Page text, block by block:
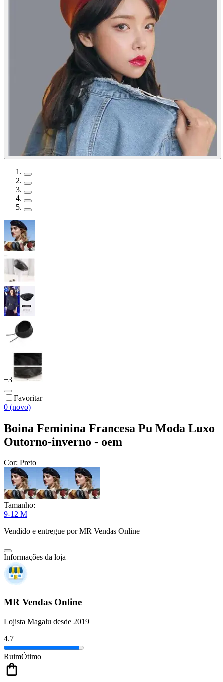
+3
Favoritar
0 (novo)
Boina Feminina Francesa Pu Moda Luxo
Outorno-inverno - oem
Cor: Preto
Tamanho:
9-12 M
Vendido e entregue por MR Vendas Online
Informações da loja
MR Vendas Online
Lojista Magalu desde 2019
4.7
RuimÓtimo